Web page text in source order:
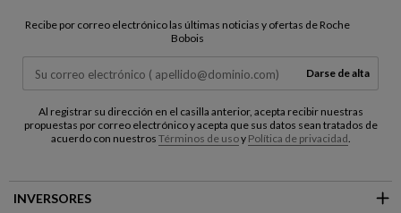
Recibe por correo electrónico las últimas noticias y ofertas de Roche
Bobois
Darse de alta
Al registrar su dirección en el casilla anterior, acepta recibir nuestras
propuestas por correo electrónico y acepta que sus datos sean tratados de
acuerdo con nuestros Términos de usoy Política de privacidad
INVERSORES